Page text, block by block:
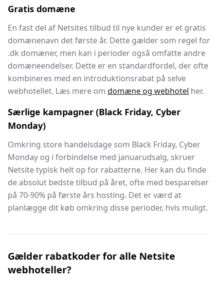
Gratis domæne
En fast del af Netsites tilbud til nye kunder er et gratis
domænenavn det første år. Dette gælder som regel for
.dk domæner, men kan i perioder også omfatte andre
domæneendelser. Dette er en standardfordel, der ofte
kombineres med en introduktionsrabat på selve
webhotellet. Læs mere om domæne og webhotel her.
Særlige kampagner (Black Friday, Cyber
Monday)
Omkring store handelsdage som Black Friday, Cyber
Monday og i forbindelse med januarudsalg, skruer
Netsite typisk helt op for rabatterne. Her kan du finde
de absolut bedste tilbud på året, ofte med besparelser
på 70-90% på første års hosting. Det er værd at
planlægge dit køb omkring disse perioder, hvis muligt.
Gælder rabatkoder for alle Netsite
webhoteller?